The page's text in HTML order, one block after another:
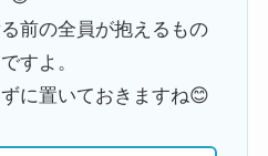
前の全員が抱えるもの
すよ。
に置いておきますね😊